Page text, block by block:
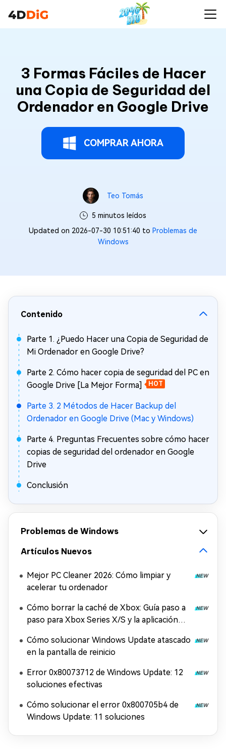
3 Formas Fáciles de Hacer
una Copia de Seguridad del
Ordenador en Google Drive
COMPRAR AHORA
Teo Tomás
5 minutos leídos
Updated on 2026-07-30 10:51:40 to Problemas de
Windows
Contenido
Parte 1. ¿Puedo Hacer una Copia de Seguridad de
Mi Ordenador en Google Drive?
Parte 2. Cómo hacer copia de seguridad del PC en
Google Drive [La Mejor Forma]
HOT
Parte 3. 2 Métodos de Hacer Backup del
Ordenador en Google Drive (Mac y Windows)
Parte 4. Preguntas Frecuentes sobre cómo hacer
copias de seguridad del ordenador en Google
Drive
Conclusión
Problemas de Windows
Artículos Nuevos
Mejor PC Cleaner 2026: Cómo limpiar y
acelerar tu ordenador
Cómo borrar la caché de Xbox: Guía paso a
paso para Xbox Series X/S y la aplicación
Cómo solucionar Windows Update atascado
en la pantalla de reinicio
Error 0x80073712 de Windows Update: 12
soluciones efectivas
Cómo solucionar el error 0x800705b4 de
Windows Update: 11 soluciones